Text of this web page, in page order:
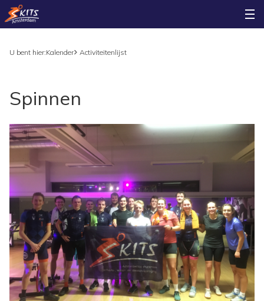
U bent hier:Kalender Activiteitenlijst
Spinnen